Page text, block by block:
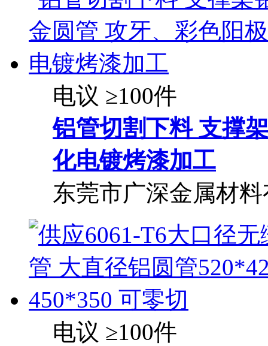
电议 ≥100件
铝管切割下料 支撑
化电镀烤漆加工
东莞市广深金属材
电议 ≥100件